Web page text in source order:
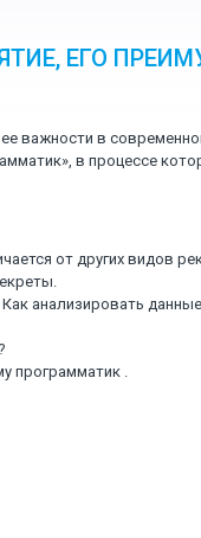
ЕГО
важности в
в процессе
от других видов
анализировать данные
программатик .